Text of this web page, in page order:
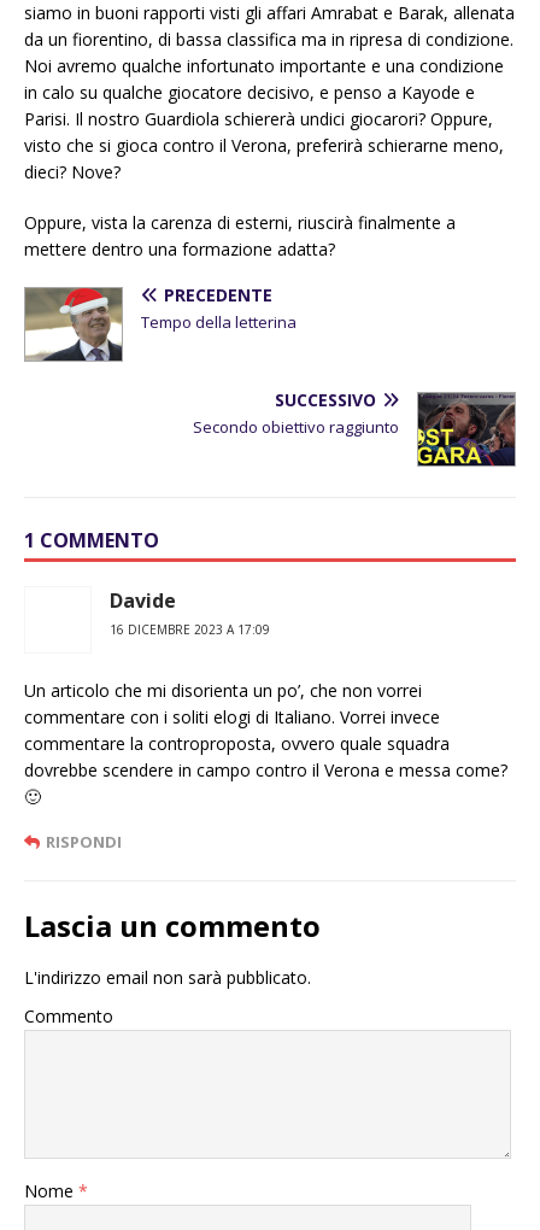
siamo in buoni rapporti visti gli affari Amrabat e Barak, allenata
da un fiorentino, di bassa classifica ma in ripresa di condizione.
Noi avremo qualche infortunato importante e una condizione
in calo su qualche giocatore decisivo, e penso a Kayode e
Parisi. Il nostro Guardiola schiererà undici giocarori? Oppure,
visto che si gioca contro il Verona, preferirà schierarne meno,
dieci? Nove?
Oppure, vista la carenza di esterni, riuscirà finalmente a
mettere dentro una formazione adatta?
PRECEDENTE
Tempo della letterina
SUCCESSIVO
Secondo obiettivo raggiunto
1 COMMENTO
Davide
16 DICEMBRE 2023 A 17:09
Un articolo che mi disorienta un po’, che non vorrei
commentare con i soliti elogi di Italiano. Vorrei invece
commentare la controproposta, ovvero quale squadra
dovrebbe scendere in campo contro il Verona e messa come?
🙂
RISPONDI
Lascia un commento
L'indirizzo email non sarà pubblicato.
Commento
Nome *